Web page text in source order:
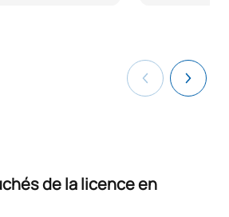
OB 6
de la licence en